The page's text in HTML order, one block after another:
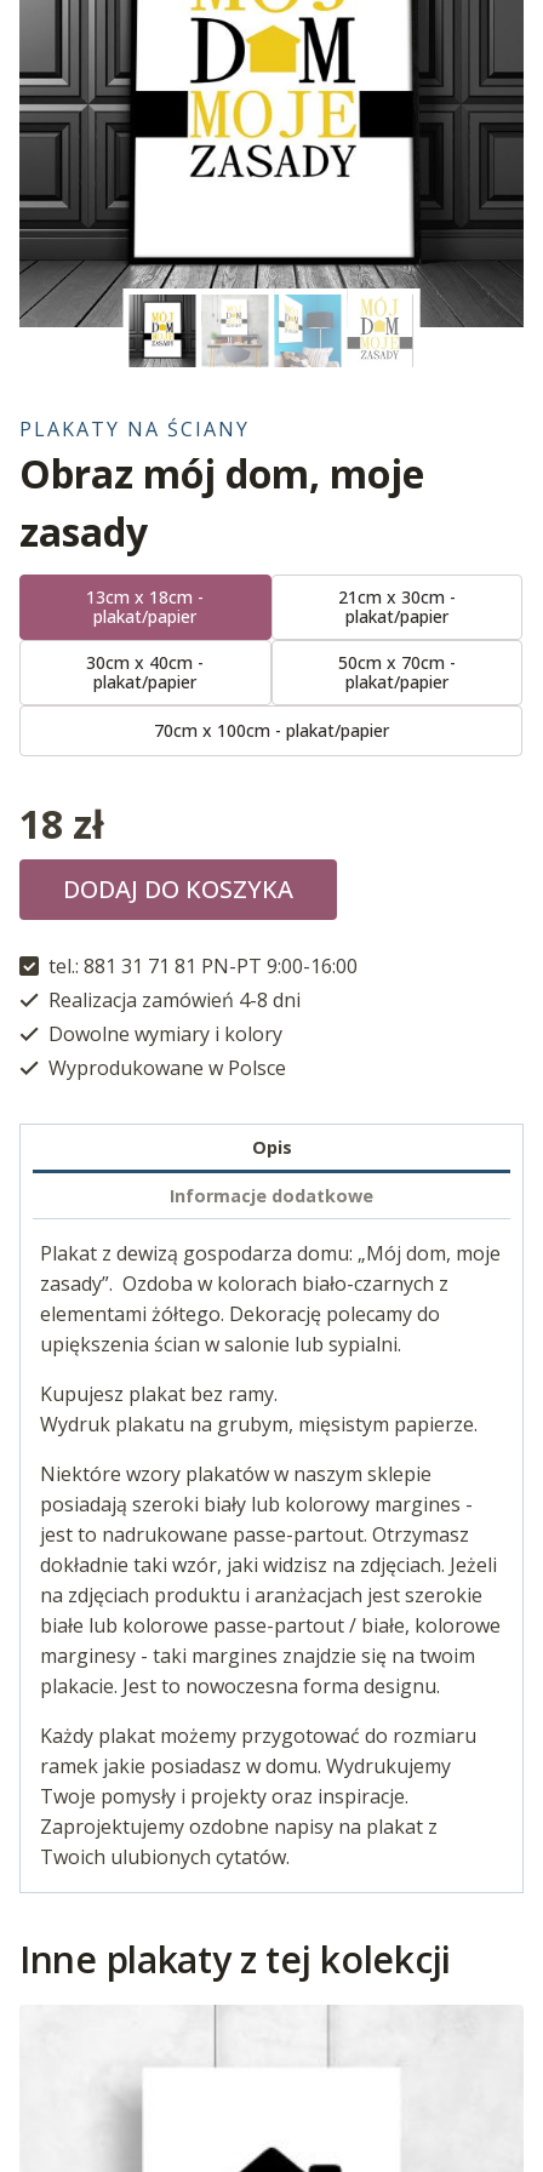
PLAKATY NA ŚCIANY
Obraz mój dom, moje
zasady
13cm x 18cm -
plakat/papier
21cm x 30cm -
plakat/papier
30cm x 40cm -
plakat/papier
50cm x 70cm -
plakat/papier
70cm x 100cm - plakat/papier
18 zł
DODAJ DO KOSZYKA
tel.: 881 31 71 81 PN-PT 9:00-16:00
Realizacja zamówień 4-8 dni
Dowolne wymiary i kolory
Wyprodukowane w Polsce
Opis
Informacje dodatkowe
Plakat z dewizą gospodarza domu: „Mój dom, moje
zasady”. Ozdoba w kolorach biało-czarnych z
elementami żółtego. Dekorację polecamy do
upiększenia ścian w salonie lub sypialni.
Kupujesz plakat bez ramy.
Wydruk plakatu na grubym, mięsistym papierze.
Niektóre wzory plakatów w naszym sklepie
posiadają szeroki biały lub kolorowy margines -
jest to nadrukowane passe-partout. Otrzymasz
dokładnie taki wzór, jaki widzisz na zdjęciach. Jeżeli
na zdjęciach produktu i aranżacjach jest szerokie
białe lub kolorowe passe-partout / białe, kolorowe
marginesy - taki margines znajdzie się na twoim
plakacie. Jest to nowoczesna forma designu.
Każdy plakat możemy przygotować do rozmiaru
ramek jakie posiadasz w domu. Wydrukujemy
Twoje pomysły i projekty oraz inspiracje.
Zaprojektujemy ozdobne napisy na plakat z
Twoich ulubionych cytatów.
Inne plakaty z tej kolekcji